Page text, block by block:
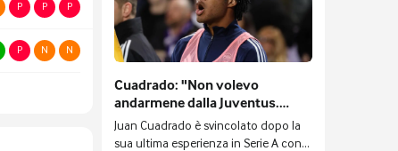
P P P
P N N
Cuadrado: "Non volevo
andarmene dalla Juventus.
L'Inter non è stata un
tradimento"
Juan Cuadrado è svincolato dopo la
sua ultima esperienza in Serie A con